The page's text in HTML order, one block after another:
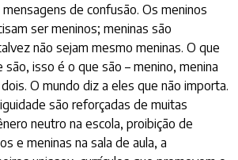
de confusão. Os meninos
ser meninos; meninas são
não sejam mesmo meninas. O que
isso é o que são – menino, menina
O mundo diz a eles que não importa.
são reforçadas de muitas
neutro na escola, proibição de
e meninas na sala de aula, a